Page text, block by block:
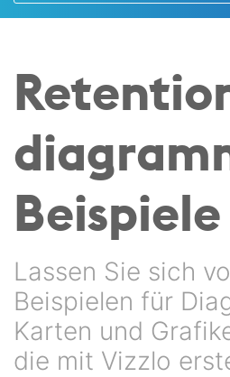
Beispiele
Lassen Sie sich
Beispielen für
Karten und
die mit Vizzlo